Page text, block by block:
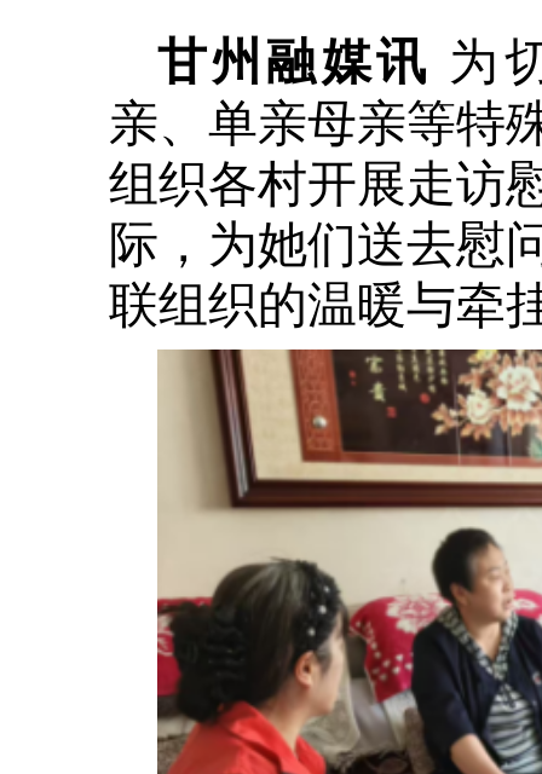
甘州融媒讯 为
亲、单亲母亲等特
组织各村开展走访
际，为她们送去慰
联组织的温暖与牵